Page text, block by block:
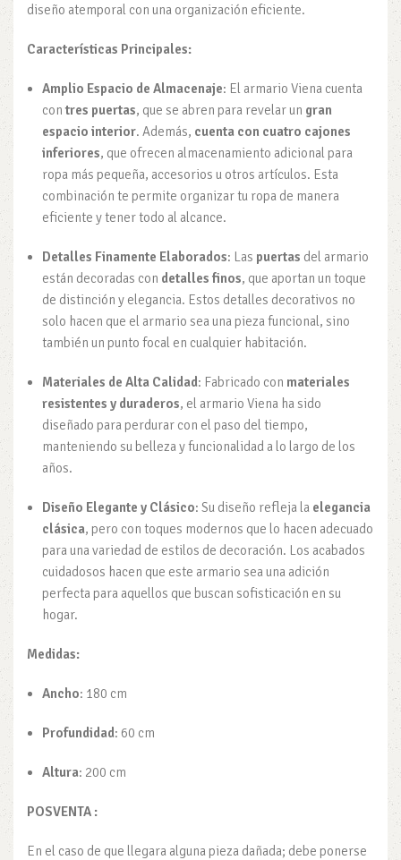
diseño atemporal con una organización eficiente.
Características Principales:
Amplio Espacio de Almacenaje: El armario Viena cuenta
contres puertas, que se abren para revelar un gran
espacio interior. Además, cuenta con cuatro cajones
inferiores, que ofrecen almacenamiento adicional para
ropa más pequeña, accesorios u otros artículos. Esta
combinación te permite organizar tu ropa de manera
eficiente y tener todo al alcance.
Detalles Finamente Elaborados: Las puertas del armario
están decoradas con detalles finos, que aportan un toque
de distinción y elegancia. Estos detalles decorativos no
solo hacen que el armario sea una pieza funcional, sino
también un punto focal en cualquier habitación.
Materiales de Alta Calidad: Fabricado con materiales
resistentes y duraderos, el armario Viena ha sido
diseñado para perdurar con el paso del tiempo,
manteniendo su belleza y funcionalidad a lo largo de los
años.
Diseño Elegante y Clásico: Su diseño refleja la elegancia
clásica, pero con toques modernos que lo hacen adecuado
para una variedad de estilos de decoración. Los acabados
cuidadosos hacen que este armario sea una adición
perfecta para aquellos que buscan sofisticación en su
hogar.
Medidas:
Ancho: 180 cm
Profundidad: 60 cm
Altura: 200 cm
POSVENTA :
En el caso de que llegara alguna pieza dañada; debe ponerse